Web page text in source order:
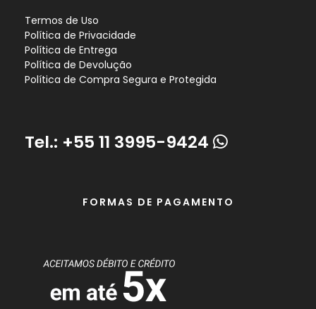
Termos de Uso
Política de Privacidade
Política de Entrega
Política de Devolução
Política de Compra Segura e Protegida
Tel.: +55 11 3995-9424
FORMAS DE PAGAMENTO